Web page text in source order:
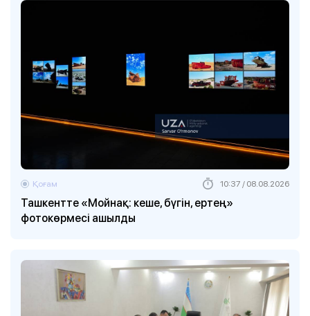
Ташкентте «Мойнақ: кеше, бүгін, ертең»
фотокөрмесі ашылды
Қоғам 10:37 / 08.08.2026